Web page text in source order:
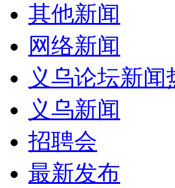
其他新闻
网络新闻
义乌论坛新闻
义乌新闻
招聘会
最新发布